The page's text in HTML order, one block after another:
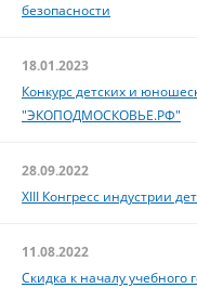
безопасности
18.01.2023
Конкурс детских и
"ЭКОПОДМОСКОВЬЕ.РФ"
28.09.2022
XIII Конгресс индустрии
11.08.2022
Скидка к началу учебного